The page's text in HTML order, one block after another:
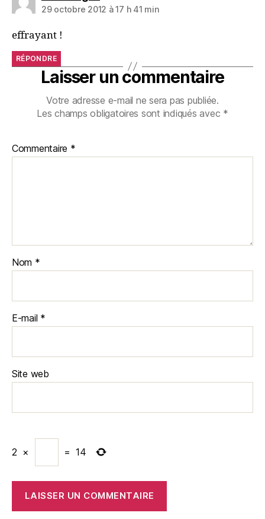
29 octobre 2012 à 17 h 41 min
effrayant !
RÉPONDRE
Laisser un commentaire
Votre adresse e-mail ne sera pas publiée.
Les champs obligatoires sont indiqués avec *
Commentaire *
Nom *
E-mail *
Site web
2 × = 14